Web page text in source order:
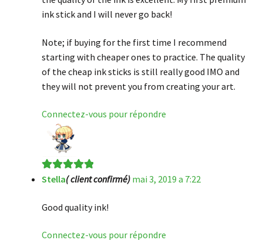
ink stick and I will never go back!
Note; if buying for the first time I recommend
starting with cheaper ones to practice. The quality
of the cheap ink sticks is still really good IMO and
they will not prevent you from creating your art.
Connectez-vous pour répondre
Note5sur 5
Stella( client confirmé) mai 3, 2019 a 7:22
Good quality ink!
Connectez-vous pour répondre